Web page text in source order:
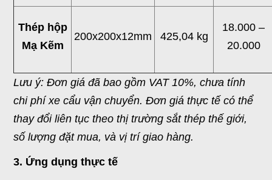
Thép hộp
Mạ Kẽm
200x200x12mm 425,04 kg
18.000 –
20.000
Lưu ý: Đơn giá đã bao gồm VAT 10%, chưa tính
chi phí xe cẩu vận chuyển. Đơn giá thực tế có thể
thay đổi liên tục theo thị trường sắt thép thế giới,
số lượng đặt mua, và vị trí giao hàng.
3. Ứng dụng thực tế